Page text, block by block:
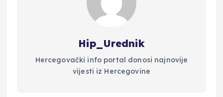
Hip_Urednik
Hercegovački info portal donosi najnovije
vijesti iz Hercegovine